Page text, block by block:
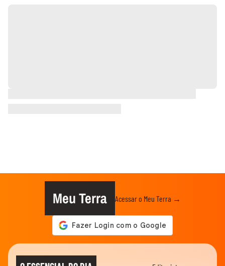
Meu Terra Acessar o Meu Terra →